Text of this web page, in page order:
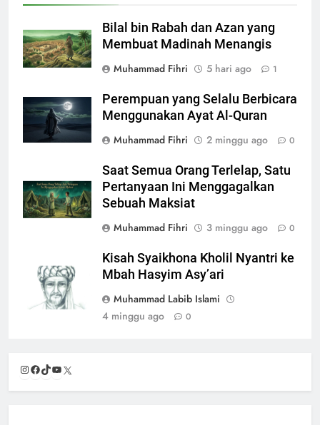
Bilal bin Rabah dan Azan yang
Membuat Madinah Menangis
Muhammad Fihri
5 hari ago 1
Perempuan yang Selalu Berbicara
Menggunakan Ayat Al-Quran
Muhammad Fihri
2 minggu ago 0
Saat Semua Orang Terlelap, Satu
Pertanyaan Ini Menggagalkan
Sebuah Maksiat
Muhammad Fihri
3 minggu ago 0
Kisah Syaikhona Kholil Nyantri ke
Mbah Hasyim Asy’ari
Muhammad Labib Islami
4 minggu ago
0
Instagram
Facebook
TikTok
YouTube